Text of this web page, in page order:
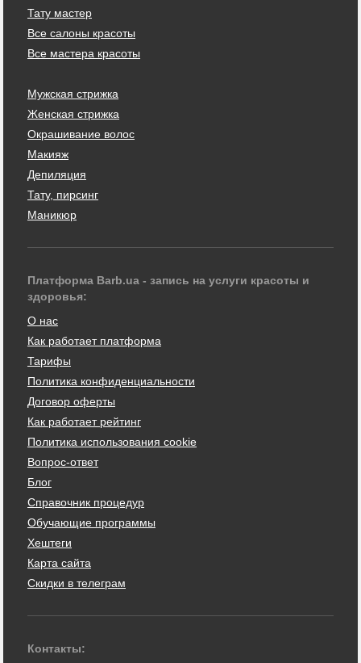
Тату мастер
Все салоны красоты
Все мастера красоты
Мужская стрижка
Женская стрижка
Окрашивание волос
Макияж
Депиляция
Тату, пирсинг
Маникюр
Платформа Barb.ua - запись на услуги красоты и
здоровья:
О нас
Как работает платформа
Тарифы
Политика конфиденциальности
Договор оферты
Как работает рейтинг
Политика использования cookie
Вопрос-ответ
Блог
Справочник процедур
Обучающие программы
Хештеги
Карта сайта
Скидки в телеграм
Контакты: